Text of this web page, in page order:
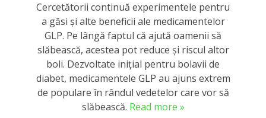
Cercetătorii continuă experimentele pentru
a găsi și alte beneficii ale medicamentelor
GLP. Pe lângă faptul că ajută oamenii să
slăbească, acestea pot reduce și riscul altor
boli. Dezvoltate inițial pentru bolavii de
diabet, medicamentele GLP au ajuns extrem
de populare în rândul vedetelor care vor să
slăbească. Read more »